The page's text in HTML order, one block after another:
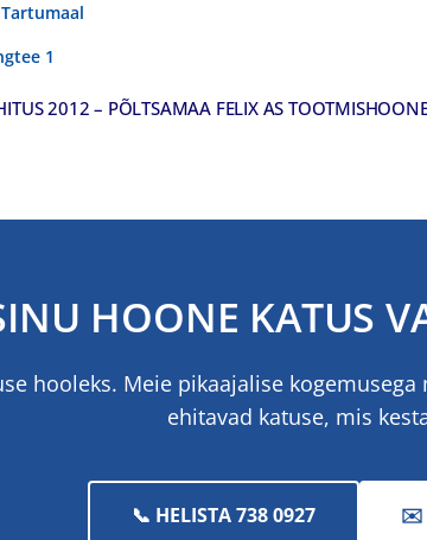
1
2012 – PÕLTSAMAA FELIX AS
HOONE KATUS
hooleks. Meie pikaajalise
ehitavad katuse, mis
📞 HELISTA 738 0927 ✉️